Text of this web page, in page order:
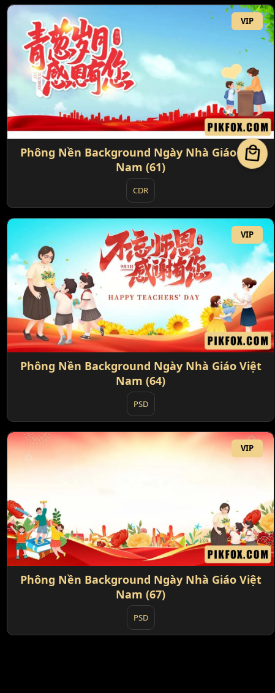
VIP
Phông Nền Background Ngày Nhà Giáo Việt
Nam (61)
CDR
VIP
Phông Nền Background Ngày Nhà Giáo Việt
Nam (64)
PSD
VIP
Phông Nền Background Ngày Nhà Giáo Việt
Nam (67)
PSD
local_mall